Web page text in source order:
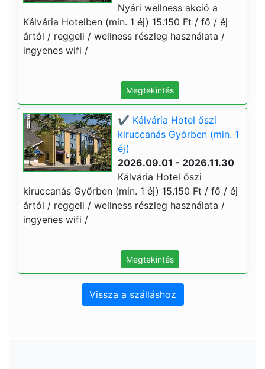
Nyári wellness akció a
Kálvária Hotelben (min. 1 éj) 15.150 Ft / fő / éj
ártól / reggeli / wellness részleg használata /
ingyenes wifi /
Megtekintés
✔️ Kálvária Hotel őszi
kiruccanás Győrben (min. 1
éj)
2026.09.01 - 2026.11.30
Kálvária Hotel őszi
kiruccanás Győrben (min. 1 éj) 15.150 Ft / fő / éj
ártól / reggeli / wellness részleg használata /
ingyenes wifi /
Megtekintés
Vissza a szálláshoz